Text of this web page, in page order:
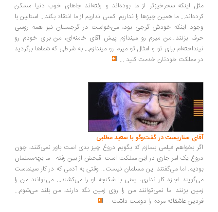
اینکه سحرخیزتر از ما بوده‌اند و رفته‌اند جاهای خوب دنیا مسکن
ما همین چیزها را نداریم. کسی نداریم از ما انتقاد بکند... استالین با
اینکه خودش گرجی بود، می‌خواست در گرجستان نیز همه روسی
بزنند...من میرم رو میندازم پیش آقای خامنه‌ای، من برای خودم رو
برای تو و امثال تو میرم رو میندازم... به شرطی که شماها برگردید
مملکت خودتان خدمت کنید...
سناریست در گفت‌وگو با سعید مطلبی
بخواهم فیلمی بسازم که بگویم دروغ چیز بدی است باور نمی‌کنند، چون
یک امر جاری در این مملکت است. قبحش از بین رفته... ما بچه‌مسلمان
اما می‌گفتند این مسلمان نیست... وقتی به آدمی که در کار سینماست
اجازه کار نداری، یعنی با شکنجه او را می‌کشند... می‌توانند من را
بزنند اما نمی‌توانند من را روی زمین نگه دارند، من بلند می‌شوم...
عاشقانه مردم را دوست داشت ...